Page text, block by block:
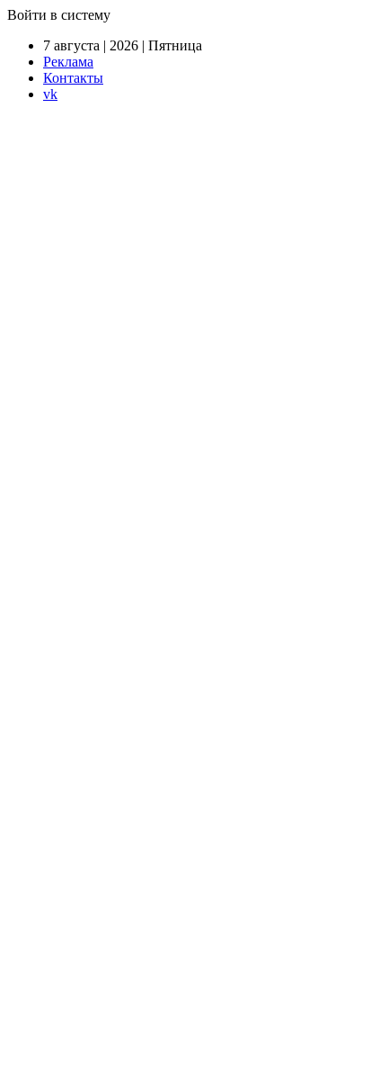
Войти в систему
7 августа | 2026 | Пятница
Реклама
Контакты
vk